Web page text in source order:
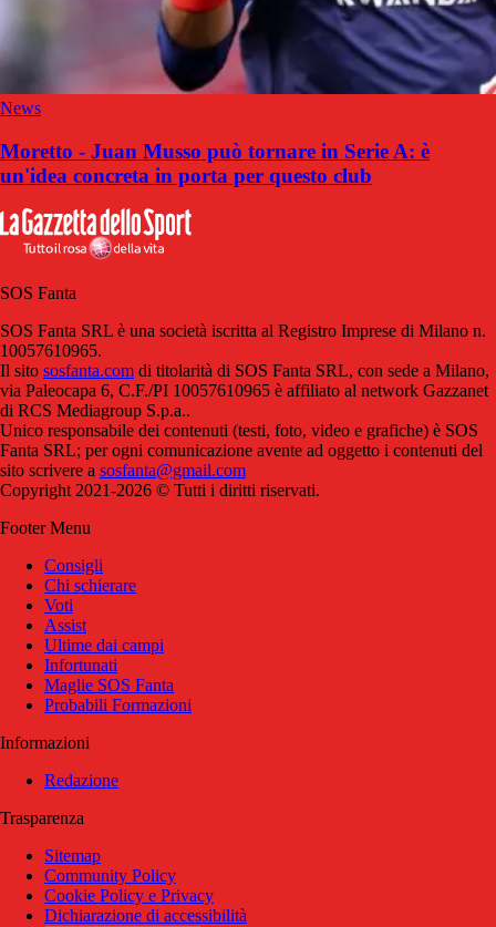
News
Moretto - Juan Musso può tornare in Serie A: è
un'idea concreta in porta per questo club
SOS Fanta
SOS Fanta SRL è una società iscritta al Registro Imprese di Milano n.
10057610965.
Il sito sosfanta.com di titolarità di SOS Fanta SRL, con sede a Milano,
via Paleocapa 6, C.F./PI 10057610965 è affiliato al network Gazzanet
di RCS Mediagroup S.p.a..
Unico responsabile dei contenuti (testi, foto, video e grafiche) è SOS
Fanta SRL; per ogni comunicazione avente ad oggetto i contenuti del
sito scrivere a sosfanta@gmail.com
Copyright 2021-2026 © Tutti i diritti riservati.
Footer Menu
Consigli
Chi schierare
Voti
Assist
Ultime dai campi
Infortunati
Maglie SOS Fanta
Probabili Formazioni
Informazioni
Redazione
Trasparenza
Sitemap
Community Policy
Cookie Policy e Privacy
Dichiarazione di accessibilità